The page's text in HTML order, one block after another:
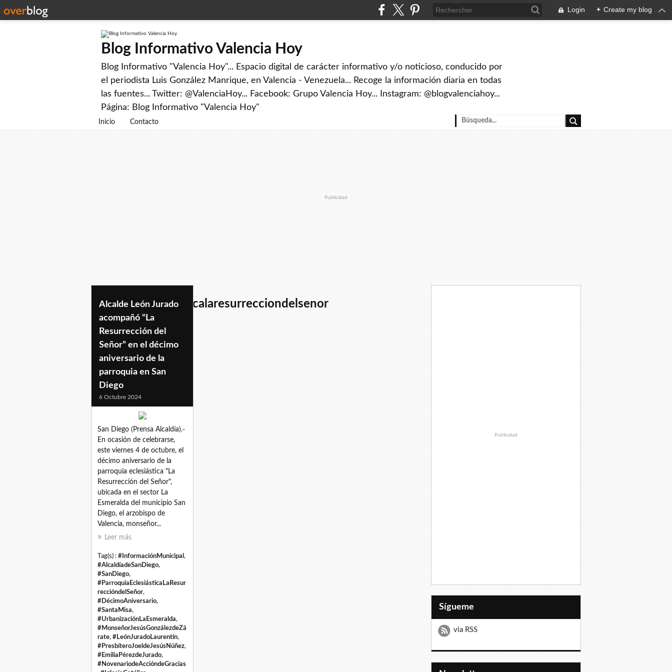
Login + Create my blog
Blog Informativo Valencia Hoy
Blog Informativo "Valencia Hoy"... Espacio digital de carácter informativo y/o noticioso, conducido por
el periodista Luis González Manrique, en Valencia - Venezuela... Recoge la información diaria en todas
las fuentes... Twitter: @ValenciaHoy... Facebook: Grupo Valencia Hoy... Instagram: @blogvalenciahoy...
Página: Blog Informativo "Valencia Hoy"
Inicio Contacto
Publicidad
parroquiaeclesiasticalaresurrecciondelsenor
Alcalde León Jurado
acompañó “La
Resurrección del
Señor” en el décimo
aniversario de la
parroquia en San
Diego
6 Octubre 2024
San Diego (Prensa Alcaldía).-
En ocasión de celebrarse,
este viernes 4 de octubre, el
décimo aniversario de la
parroquia eclesiástica "La
Resurrección del Señor",
ubicada en el sector La
Esmeralda del municipio San
Diego, el arzobispo de
Valencia, monseñor...
Leer más
Tag(s) : #InformaciónMunicipal ,
#AlcaldíadeSanDiego,
#SanDiego,
#ParroquiaEclesiásticaLaResur
reccióndelSeñor,
#DécimoAniversario,
#SantaMisa,
#UrbanizaciónLaEsmeralda,
#MonseñorJesúsGonzálezdeZá
rate, #LeónJuradoLaurentín,
#PresbíteroJoeldeJesúsNúñez,
#EmiliaPérezdeJurado,
#NovenariodeAccióndeGracias
Publicidad
Sígueme
via RSS